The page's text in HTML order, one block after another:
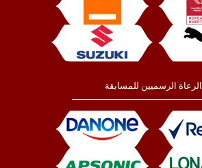
الرعاة الرسميين للمسابقة